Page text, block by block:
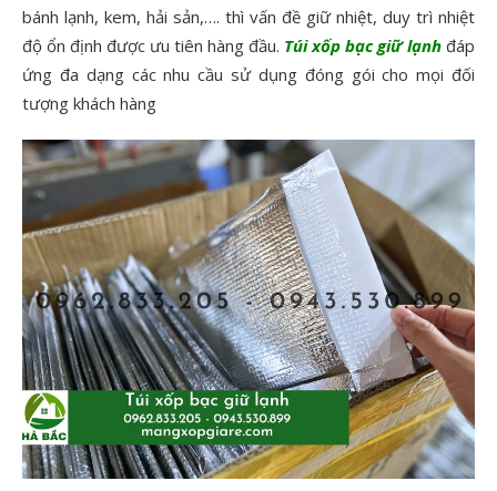
bánh lạnh, kem, hải sản,…. thì vấn đề giữ nhiệt, duy trì nhiệt
độ ổn định được ưu tiên hàng đầu. Túi xốp bạc giữ lạnh đáp
ứng đa dạng các nhu cầu sử dụng đóng gói cho mọi đối
tượng khách hàng